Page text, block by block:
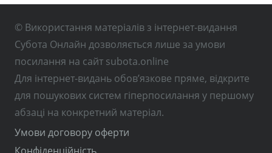
© Використання матеріалів з інтернет-видання
Субота Онлайн дозволяється лише за умови
посилання на сайт subota.online
Для інтернет-видань обов’язкове пряме, відкрите
для пошукових систем гіперпосилання у першому
абзаці на конкретний матеріал.
Умови договору оферти